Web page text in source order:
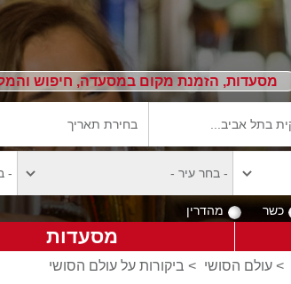
מסעדות, הזמנת מקום במסעדה, חיפוש
כשר מהדרין
מסעדות
> עולם הסושי > ביקורות על עולם הסושי